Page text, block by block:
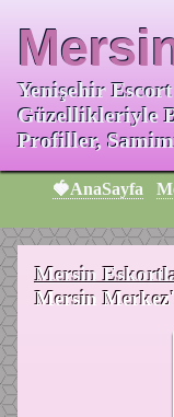
Yenişehir
Güzellikleriyle
Profiller,
🍓AnaSayfa
Mersin
Mersin